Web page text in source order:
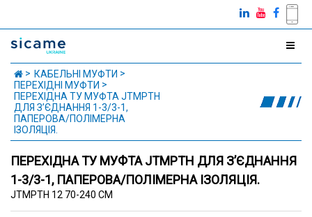
КАБЕЛЬНІ МУФТИ
ПЕРЕХІДНІ МУФТИ
ПЕРЕХІДНА ТУ МУФТА JTMPTH
ДЛЯ З’ЄДНАННЯ 1-3/3-1,
ПАПЕРОВА/ПОЛІМЕРНА
ІЗОЛЯЦІЯ.
ПЕРЕХІДНА ТУ МУФТА JTMPTH ДЛЯ З’ЄДНАННЯ
1-3/3-1, ПАПЕРОВА/ПОЛІМЕРНА ІЗОЛЯЦІЯ.
JTMPTH 12 70-240 CM